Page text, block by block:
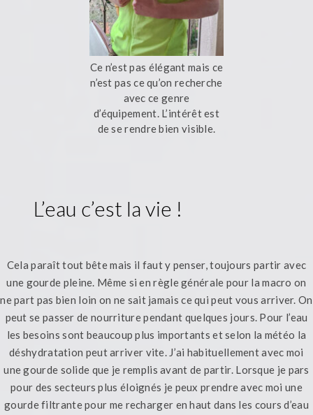
Ce n’est pas élégant mais ce
n’est pas ce qu’on recherche
avec ce genre
d’équipement. L’intérêt est
de se rendre bien visible.
L’eau c’est la vie !
Cela paraît tout bête mais il faut y penser, toujours partir avec
une gourde pleine. Même si en règle générale pour la macro on
ne part pas bien loin on ne sait jamais ce qui peut vous arriver. On
peut se passer de nourriture pendant quelques jours. Pour l’eau
les besoins sont beaucoup plus importants et selon la météo la
déshydratation peut arriver vite. J’ai habituellement avec moi
une gourde solide que je remplis avant de partir. Lorsque je pars
pour des secteurs plus éloignés je peux prendre avec moi une
gourde filtrante pour me recharger en haut dans les cours d’eau